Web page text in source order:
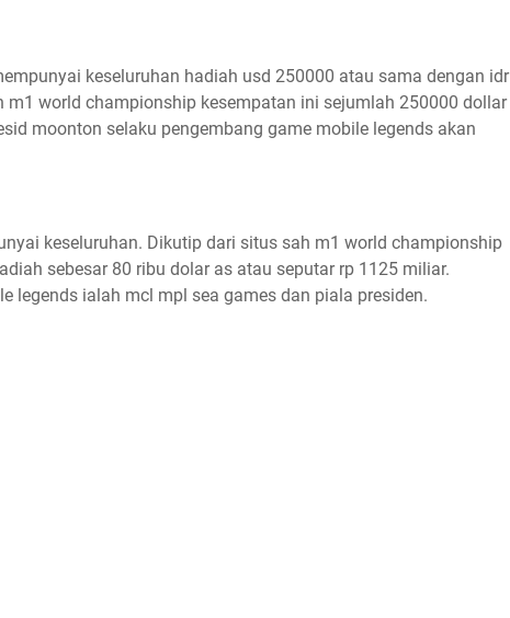
keseluruhan hadiah usd 250000 atau sama dengan idr
m1 world championship kesempatan ini sejumlah 250000 dollar
moonton selaku pengembang game mobile legends akan
keseluruhan. Dikutip dari situs sah m1 world championship
sebesar 80 ribu dolar as atau seputar rp 1125 miliar.
legends ialah mcl mpl sea games dan piala presiden.